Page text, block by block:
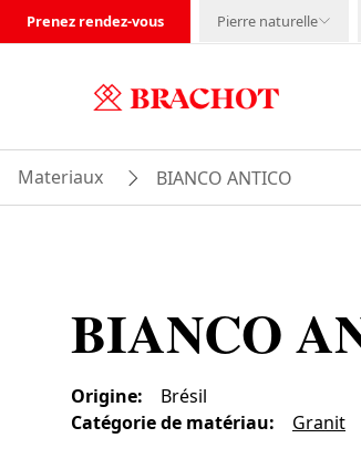
Prenez rendez-vous Pierre naturelle
Materiaux BIANCO ANTICO
BIANCO
Origine:
Brésil
Catégorie de matériau: Granit